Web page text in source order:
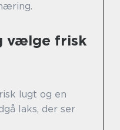
vælge frisk
lugt og en
laks, der ser